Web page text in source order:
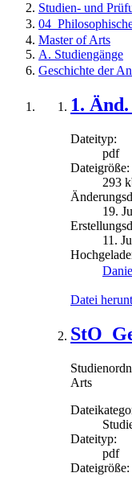
Studien- und
Master of Arts
A. Studiengänge
Geschichte der
1.
Dateityp:
pdf
Dateigröße:
293
19.
11.
Datei
Arts
Dateityp:
pdf
Dateigröße: